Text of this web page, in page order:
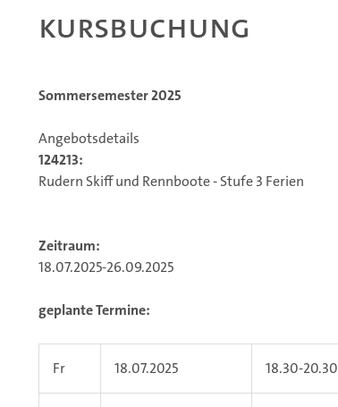
Kursbuchung
Sommersemester 2025
Angebotsdetails
124213:
Rudern Skiff und Rennboote - Stufe 3 Ferien
Zeitraum:
18.07.2025-26.09.2025
geplante Termine:
Fr 18.07.2025 18.30-20.30